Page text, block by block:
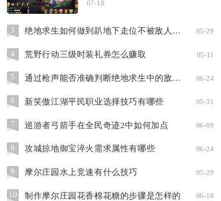
07-18
3 绝地求生如何做到趴地下走位不被敌人发现 05-29
4 荒野行动三级时装礼券怎么赚取 05-11
5 通过枪声能否准确判断绝地求生中的敌人位置 06-24
6 新笑傲江湖平民职业选择技巧有哪些 05-31
7 巡游者弓箭手在全民奇迹2中如何加点 06-09
8 攻城掠地御宝淬火需求属性有哪些 06-24
9 摩尔庄园水上竞速有什么技巧 05-29
10 制作摩尔庄园花香棉花糖的步骤是怎样的 06-18